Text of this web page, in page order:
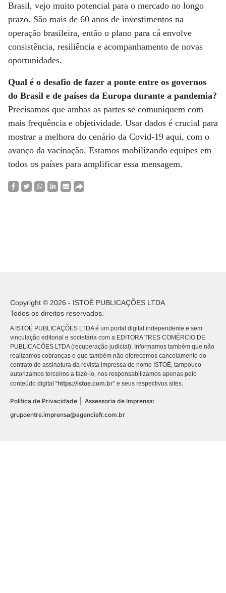
Brasil, vejo muito potencial para o mercado no longo
prazo. São mais de 60 anos de investimentos na
operação brasileira, então o plano para cá envolve
consistência, resiliência e acompanhamento de novas
oportunidades.
Qual é o desafio de fazer a ponte entre os governos
do Brasil e de países da Europa durante a pandemia?
Precisamos que ambas as partes se comuniquem com
mais frequência e objetividade. Usar dados é crucial para
mostrar a melhora do cenário da Covid-19 aqui, com o
avanço da vacinação. Estamos mobilizando equipes em
todos os países para amplificar essa mensagem.
Copyright © 2026 - ISTOÉ PUBLICAÇÕES LTDA
Todos os direitos reservados.
A ISTOÉ PUBLICAÇÕES LTDA é um portal digital independente e sem
vinculação editorial e societária com a EDITORA TRES COMÉRCIO DE
PUBLICACÕES LTDA (recuperação judicial). Informamos também que não
realizamos cobranças e que também não oferecemos cancelamento do
contrato de assinatura da revista impressa de nome ISTOÉ, tampouco
autorizamos terceiros a fazê-lo, nos responsabilizamos apenas pelo
conteúdo digital “https://istoe.com.br” e seus respectivos sites.
Política de Privacidade
Assessoria de Imprensa:
grupoentre.imprensa@agenciafr.com.br